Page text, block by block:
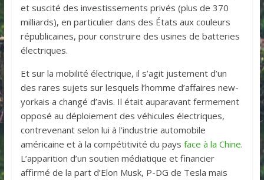
et suscité des investissements privés (plus de 370
milliards), en particulier dans des États aux couleurs
républicaines, pour construire des usines de batteries
électriques.
Et sur la mobilité électrique, il s’agit justement d’un
des rares sujets sur lesquels l’homme d’affaires new-
yorkais a changé d’avis. Il était auparavant fermement
opposé au déploiement des véhicules électriques,
contrevenant selon lui à l’industrie automobile
américaine et à la compétitivité du pays face à la Chine.
L’apparition d’un soutien médiatique et financier
affirmé de la part d’Elon Musk, P-DG de Tesla mais